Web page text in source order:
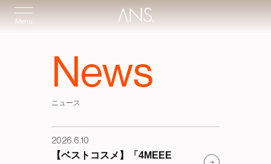
Menu
News
ニュース
2026.6.10
【ベストコスメ】「4MEEE